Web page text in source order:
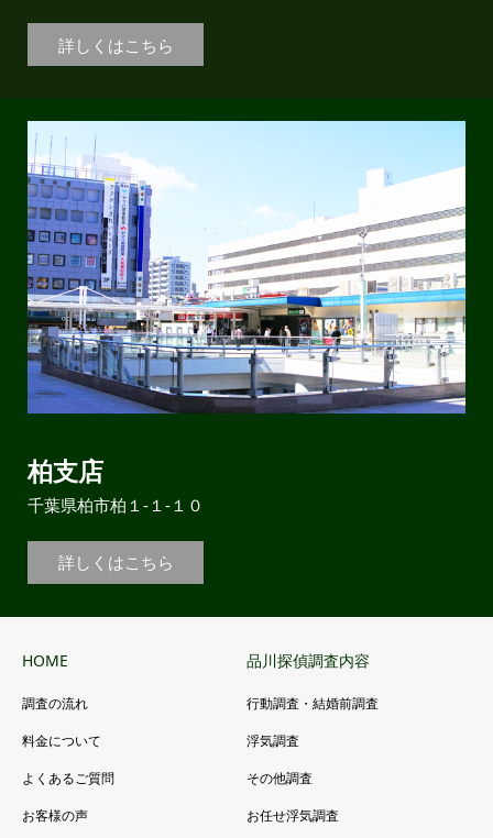
詳しくはこちら
柏支店
千葉県柏市柏１-１-１０
詳しくはこちら
HOME
調査の流れ
料金について
よくあるご質問
お客様の声
品川探偵調査内容
行動調査・結婚前調査
浮気調査
その他調査
お任せ浮気調査